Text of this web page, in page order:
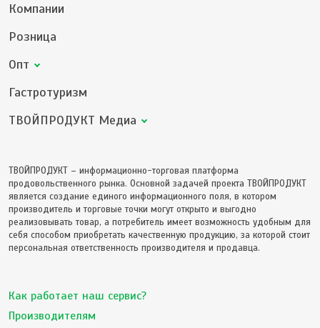
Компании
Розница
Опт
Гастротуризм
ТВОЙПРОДУКТ Медиа
ТВОЙПРОДУКТ – информационно-торговая платформа
продовольственного рынка. Основной задачей проекта ТВОЙПРОДУКТ
является создание единого информационного поля, в котором
производитель и торговые точки могут открыто и выгодно
реализовывать товар, а потребитель имеет возможность удобным для
себя способом приобретать качественную продукцию, за которой стоит
персональная ответственность производителя и продавца.
Как работает наш сервис?
Производителям